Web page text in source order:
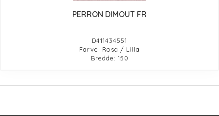
PERRON DIMOUT FR
D411434551
Farve: Rosa / Lilla
Bredde: 150